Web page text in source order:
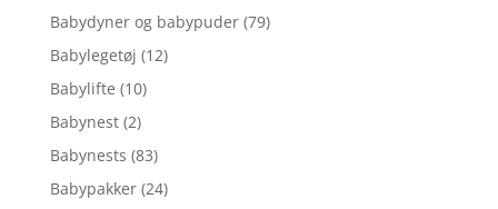
Babydyner og babypuder (79)
Babylegetøj (12)
Babylifte (10)
Babynest (2)
Babynests (83)
Babypakker (24)